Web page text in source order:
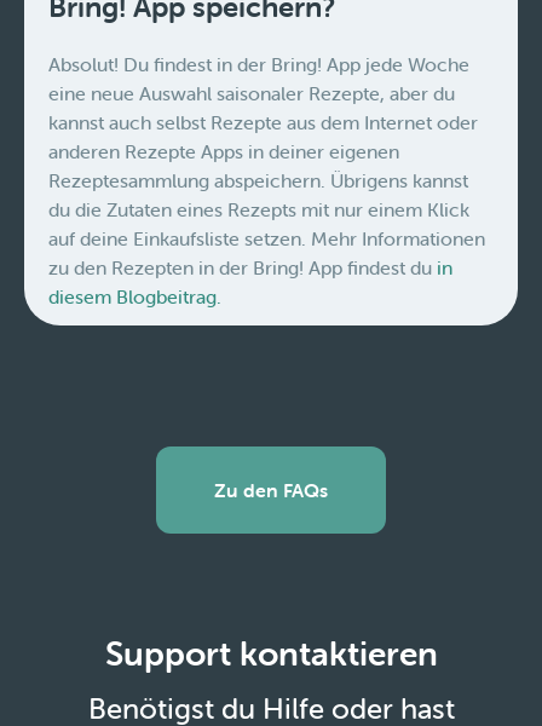
Absolut! Du findest in der Bring! App jede Woche
eine neue Auswahl saisonaler Rezepte, aber du
kannst auch selbst Rezepte aus dem Internet oder
anderen Rezepte Apps in deiner eigenen
Rezeptesammlung abspeichern. Übrigens kannst
du die Zutaten eines Rezepts mit nur einem Klick
auf deine Einkaufsliste setzen. Mehr Informationen
zu den Rezepten in der Bring! App findest du in
diesem Blogbeitrag.
Zu den FAQs
Support kontaktieren
Benötigst du Hilfe oder hast